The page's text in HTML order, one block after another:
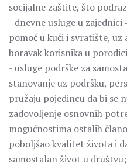
socijalne zaštite, što
­- dnevne usluge u zajednici
pomoć u kući i svratište,
boravak korisnika u
-­ usluge podrške za
stanovanje uz podršku,
pružaju pojedincu da bi se
zadovoljenje osnovnih
mogućnostima ostalih
poboljšao kvalitet života i
samostalan život u društvu;